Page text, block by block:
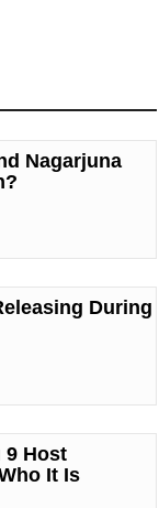
Nagarjuna
During
9 Host
It Is